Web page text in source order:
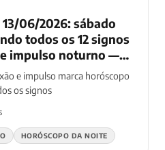
06/2026: sábado
todos os 12 signos
impulso noturno —
água medita
e impulso marca horóscopo
os signos
HORÓSCOPO DA NOITE